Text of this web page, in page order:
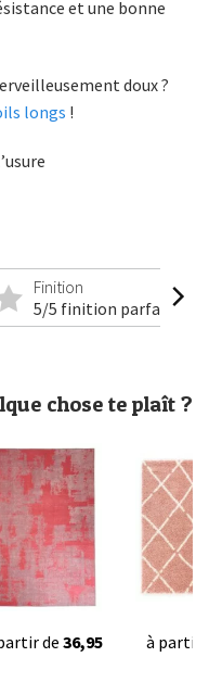
et une bonne
doux ?
longs !
Finition
5/5 finition parfaite
chose te plaît ?
de 36,95 à partir